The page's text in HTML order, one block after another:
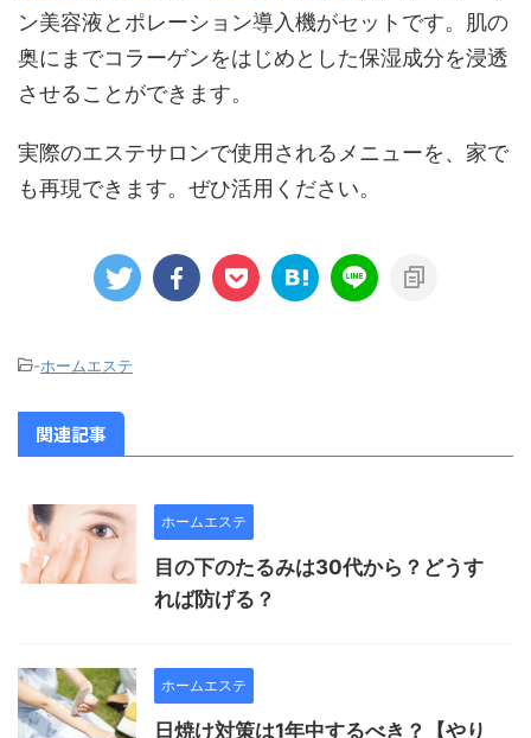
ン美容液とポレーション導入機がセットです。肌の
奥にまでコラーゲンをはじめとした保湿成分を浸透
させることができます。
実際のエステサロンで使用されるメニューを、家で
も再現できます。ぜひ活用ください。
-ホームエステ
関連記事
ホームエステ
目の下のたるみは30代から？どうす
れば防げる？
ホームエステ
日焼け対策は1年中するべき？【やり